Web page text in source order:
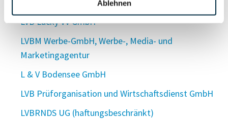
Ablehnen
LVB Lucky VV GmbH
LVBM Werbe-GmbH, Werbe-, Media- und
Marketingagentur
L & V Bodensee GmbH
LVB Prüforganisation und Wirtschaftsdienst GmbH
LVBRNDS UG (haftungsbeschränkt)